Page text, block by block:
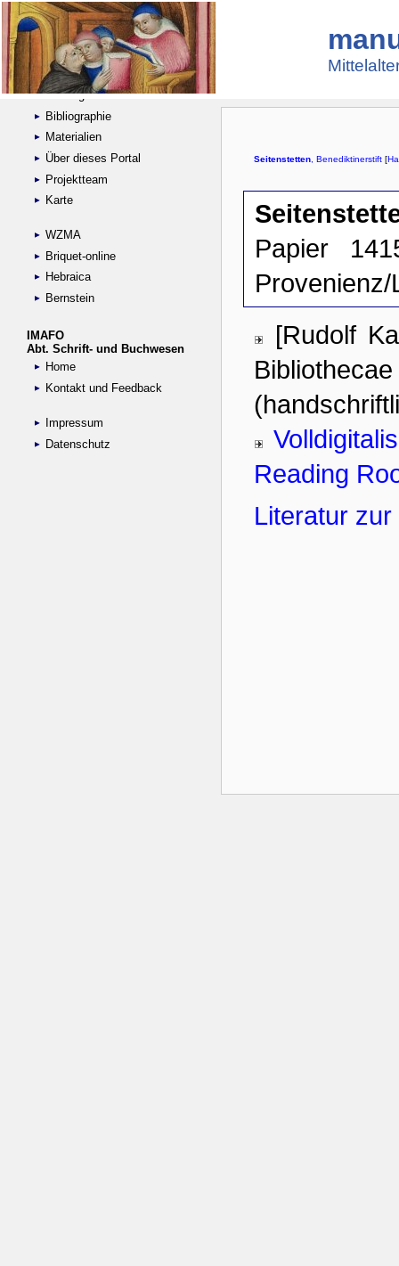
Suche
Handschriftensammlungen
Digitalisierte Handschriften
Kataloge
Bibliographie
Materialien
Über dieses Portal
Projektteam
Karte
WZMA
Briquet-online
Hebraica
Bernstein
IMAFO
Abt. Schrift- und Buchwesen
Home
Kontakt und Feedback
Impressum
Datenschutz